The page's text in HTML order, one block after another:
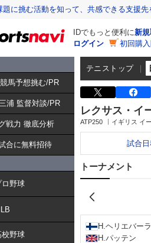
題に挑む活動を知って、共感できる支援先
IDでもっと便利に新
ログイン
初回購
馬予想挑む/PR
浦 監督対談/PR
戦力 徹底分析
合に無料招待
ロ野球
校野球
テニストップ
レクサス・イ
ATP250 イギリス イ
試合日
トーナメント
H.ヘリエバーラ
H.パッテン